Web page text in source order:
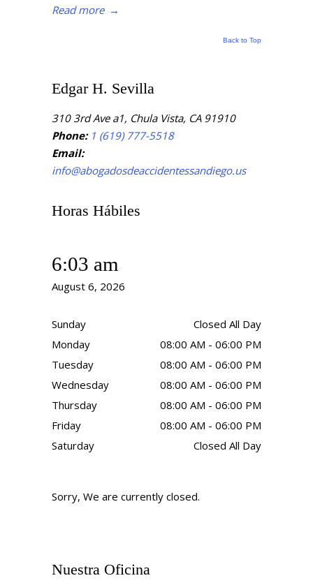
Read more →
Back to Top
Edgar H. Sevilla
310 3rd Ave a1, Chula Vista, CA 91910
Phone: 1 (619) 777-5518
Email:
info@abogadosdeaccidentessandiego.us
Horas Hábiles
6:03 am
August 6, 2026
Sunday
Closed All Day
Monday
08:00 AM - 06:00 PM
Tuesday
08:00 AM - 06:00 PM
Wednesday
08:00 AM - 06:00 PM
Thursday
08:00 AM - 06:00 PM
Friday
08:00 AM - 06:00 PM
Saturday
Closed All Day
Sorry, We are currently closed.
Nuestra Oficina